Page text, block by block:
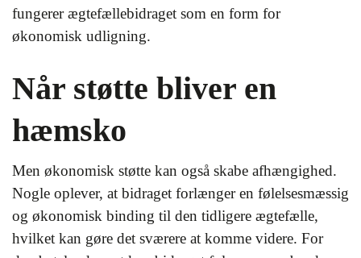
fungerer ægtefællebidraget som en form for
økonomisk udligning.
Når støtte bliver en
hæmsko
Men økonomisk støtte kan også skabe afhængighed.
Nogle oplever, at bidraget forlænger en følelsesmæssig
og økonomisk binding til den tidligere ægtefælle,
hvilket kan gøre det sværere at komme videre. For